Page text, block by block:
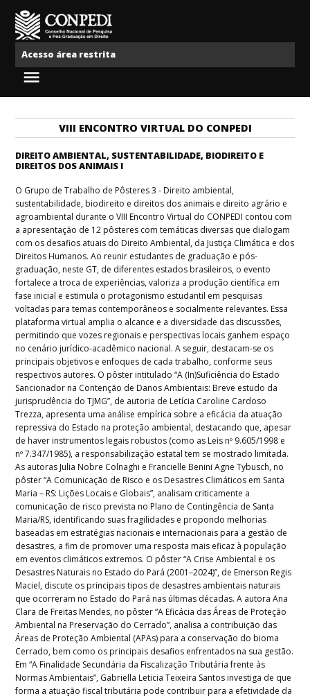
Ir para o conteúdo
Acesso área restrita
VIII ENCONTRO VIRTUAL DO CONPEDI
DIREITO AMBIENTAL, SUSTENTABILIDADE, BIODIREITO E
DIREITOS DOS ANIMAIS I
O Grupo de Trabalho de Pôsteres 3 - Direito ambiental,
sustentabilidade, biodireito e direitos dos animais e direito agrário e
agroambiental durante o VIII Encontro Virtual do CONPEDI contou com
a apresentação de 12 pôsteres com temáticas diversas que dialogam
com os desafios atuais do Direito Ambiental, da Justiça Climática e dos
Direitos Humanos. Ao reunir estudantes de graduação e pós-
graduação, neste GT, de diferentes estados brasileiros, o evento
fortalece a troca de experiências, valoriza a produção científica em
fase inicial e estimula o protagonismo estudantil em pesquisas
voltadas para temas contemporâneos e socialmente relevantes. Essa
plataforma virtual amplia o alcance e a diversidade das discussões,
permitindo que vozes regionais e perspectivas locais ganhem espaço
no cenário jurídico-acadêmico nacional. A seguir, destacam-se os
principais objetivos e enfoques de cada trabalho, conforme seus
respectivos autores. O pôster intitulado “A (In)Suficiência do Estado
Sancionador na Contenção de Danos Ambientais: Breve estudo da
jurisprudência do TJMG”, de autoria de Letícia Caroline Cardoso
Trezza, apresenta uma análise empírica sobre a eficácia da atuação
repressiva do Estado na proteção ambiental, destacando que, apesar
de haver instrumentos legais robustos (como as Leis nº 9.605/1998 e
nº 7.347/1985), a responsabilização estatal tem se mostrado limitada.
As autoras Julia Nobre Colnaghi e Francielle Benini Agne Tybusch, no
pôster “A Comunicação de Risco e os Desastres Climáticos em Santa
Maria – RS: Lições Locais e Globais”, analisam criticamente a
comunicação de risco prevista no Plano de Contingência de Santa
Maria/RS, identificando suas fragilidades e propondo melhorias
baseadas em estratégias nacionais e internacionais para a gestão de
desastres, a fim de promover uma resposta mais eficaz à população
em eventos climáticos extremos. O pôster “A Crise Ambiental e os
Desastres Naturais no Estado do Pará (2001–2024)”, de Emerson Regis
Maciel, discute os principais tipos de desastres ambientais naturais
que ocorreram no Estado do Pará nas últimas décadas. A autora Ana
Clara de Freitas Mendes, no pôster “A Eficácia das Áreas de Proteção
Ambiental na Preservação do Cerrado”, analisa a contribuição das
Áreas de Proteção Ambiental (APAs) para a conservação do bioma
Cerrado, bem como os principais desafios enfrentados na sua gestão.
Em “A Finalidade Secundária da Fiscalização Tributária frente às
Normas Ambientais”, Gabriella Leticia Teixeira Santos investiga de que
forma a atuação fiscal tributária pode contribuir para a efetividade da